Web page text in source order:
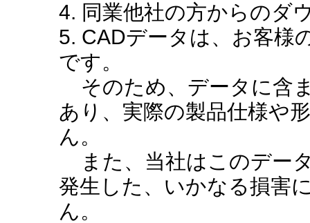
4. 同業他社の方からのダ
5. CADデータは、お客様
です。
そのため、データに含
あり、実際の製品仕様や
ん。
また、当社はこのデー
発生した、いかなる損害
ん。